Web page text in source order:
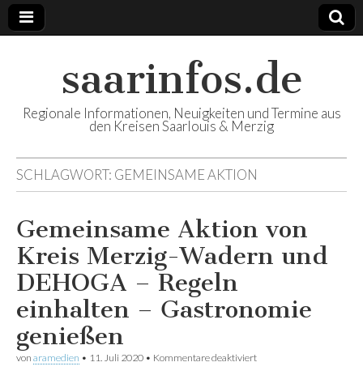
saarinfos.de
Regionale Informationen, Neuigkeiten und Termine aus
den Kreisen Saarlouis & Merzig
SCHLAGWORT: GEMEINSAME AKTION
Gemeinsame Aktion von
Kreis Merzig-Wadern und
DEHOGA – Regeln
einhalten – Gastronomie
genießen
von aramedien • 11. Juli 2020 • Kommentare deaktiviert